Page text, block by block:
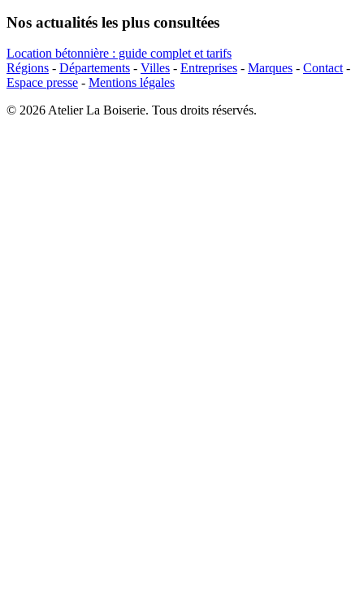
Nos actualités les plus consultées
Location bétonnière : guide complet et tarifs
Régions - Départements - Villes - Entreprises - Marques - Contact -
Espace presse - Mentions légales
© 2026 Atelier La Boiserie. Tous droits réservés.